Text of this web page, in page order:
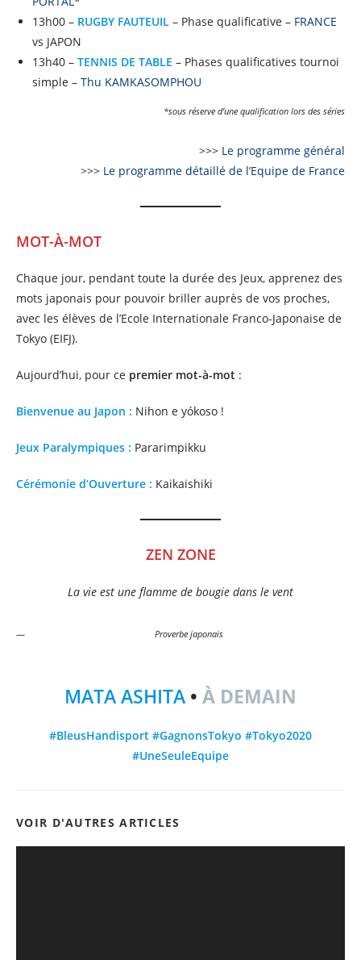
13h00 – RUGBY FAUTEUIL – Phase qualificative – FRANCE
vs JAPON
13h40 – TENNIS DE TABLE – Phases qualificatives tournoi
simple – Thu KAMKASOMPHOU
*sous réserve d’une qualification lors des séries
>>> Le programme général
>>> Le programme détaillé de l’Equipe de France
MOT-À-MOT
Chaque jour, pendant toute la durée des Jeux, apprenez des
mots japonais pour pouvoir briller auprès de vos proches,
avec les élèves de l’Ecole Internationale Franco-Japonaise de
Tokyo (EIFJ).
Aujourd’hui, pour ce premier mot-à-mot :
Bienvenue au Japon : Nihon e yókoso !
Jeux Paralympiques : Pararimpikku
Cérémonie d’Ouverture : Kaikaishiki
ZEN ZONE
La vie est une flamme de bougie dans le vent
Proverbe japonais
MATA ASHITA • À DEMAIN
#BleusHandisport #GagnonsTokyo #Tokyo2020
#UneSeuleEquipe
VOIR D'AUTRES ARTICLES